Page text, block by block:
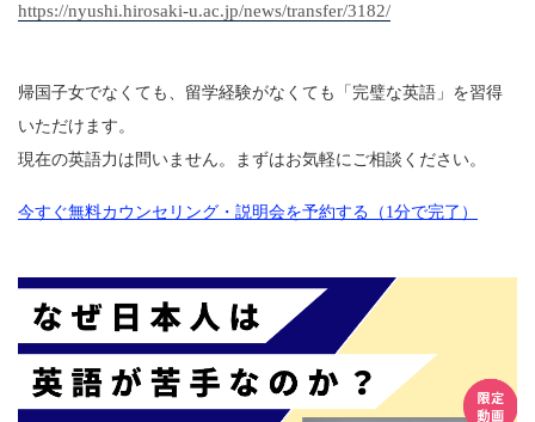
https://nyushi.hirosaki-u.ac.jp/news/transfer/3182/
帰国子女でなくても、留学経験がなくても「完璧な英語」を習得
いただけます。
現在の英語力は問いません。まずはお気軽にご相談ください。
今すぐ無料カウンセリング・説明会を予約する（1分で完了）